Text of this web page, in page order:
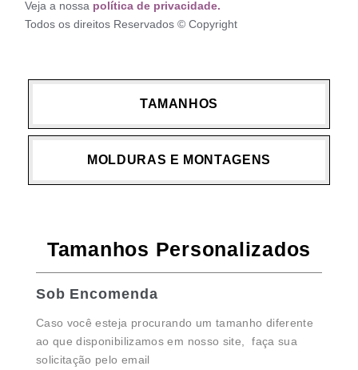
Veja a nossa política de privacidade.
Todos os direitos Reservados © Copyright
TAMANHOS
MOLDURAS E MONTAGENS
Tamanhos Personalizados
Sob Encomenda
Caso você esteja procurando um tamanho diferente
ao que disponibilizamos em nosso site, faça sua
solicitação pelo email